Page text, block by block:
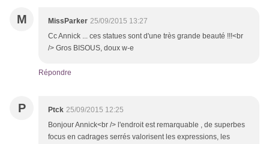
M MissParker 25/09/2015 13:27
Cc Annick ... ces statues sont d'une très grande beauté !!!<br
/> Gros BISOUS, doux w-e
Répondre
P Ptck 25/09/2015 12:25
Bonjour Annick<br /> l'endroit est remarquable , de superbes
focus en cadrages serrés valorisent les expressions, les